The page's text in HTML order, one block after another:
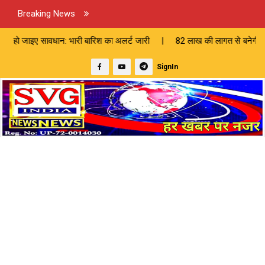
Breaking News
भारी बारिश का अलर्ट जारी | 82 लाख की लागत से बनेगी सीसी सड़क,
SignIn